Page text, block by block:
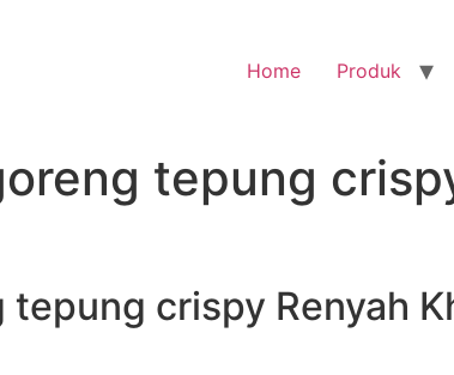
Home Produk
tepung
crispy Renyah